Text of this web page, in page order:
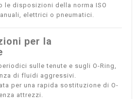
le disposizioni della norma ISO
elettrici o pneumatici.
per la
sulle tenute e sugli O-Ring,
di fluidi aggressivi.
per una rapida sostituzione di O-
attrezzi.